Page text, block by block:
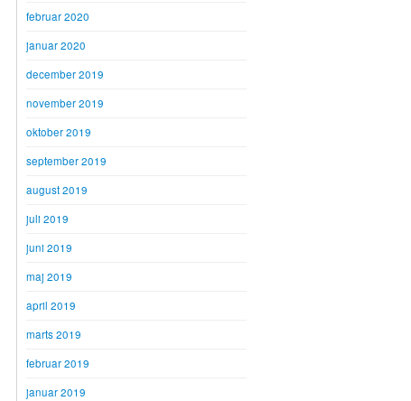
februar 2020
januar 2020
december 2019
november 2019
oktober 2019
september 2019
august 2019
juli 2019
juni 2019
maj 2019
april 2019
marts 2019
februar 2019
januar 2019